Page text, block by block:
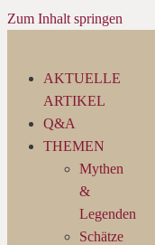
Zum Inhalt springen
AKTUELLE
ARTIKEL
Q&A
THEMEN
Mythen
&
Legenden
Schätze